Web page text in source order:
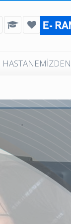
Telefon